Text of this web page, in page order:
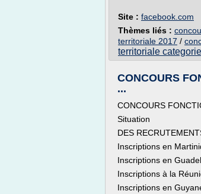
Site : facebook.com
Thèmes liés :
territoriale 2017 /
territoriale
CONCOURS
...
CONCOURS
Situation
DES
Inscriptions en
Inscriptions en
Inscriptions à la
Inscriptions en